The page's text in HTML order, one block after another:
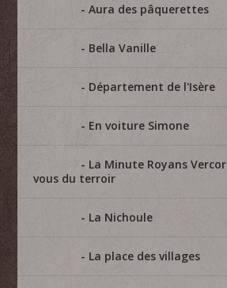
Aura des pâquerettes
Bella Vanille
Département de l'Isère
En voiture Simone
La Minute Royans
vous du terroir
La Nichoule
La place des villages